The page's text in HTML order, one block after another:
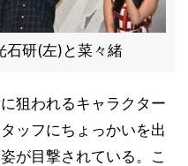
石研(左)と菜々緒
狙われるキャラクター
ッフにちょっかいを出
が目撃されている。こ